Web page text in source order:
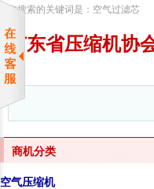
您搜索的关键词是：空气过滤芯
广东省压缩机协
商机分类
空气压缩机